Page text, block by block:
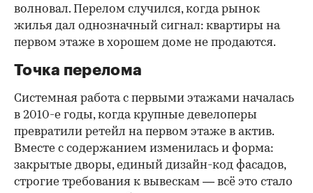
волновал. Перелом случился, когда рынок
жилья дал однозначный сигнал: квартиры на
первом этаже в хорошем доме не продаются.
Точка перелома
Системная работа с первыми этажами началась
в 2010-е годы, когда крупные девелоперы
превратили ретейл на первом этаже в актив.
Вместе с содержанием изменилась и форма:
закрытые дворы, единый дизайн-код фасадов,
строгие требования к вывескам — всё это стало